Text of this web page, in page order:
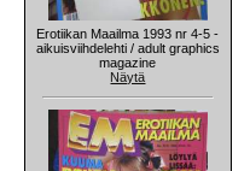
Erotiikan Maailma 1993 nr 4-5 -
aikuisviihdelehti / adult graphics
magazine
Näytä